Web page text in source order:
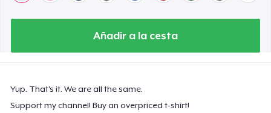
Añadir a la cesta
Yup. That's it. We are all the same.
Support my channel! Buy an overpriced t-shirt!